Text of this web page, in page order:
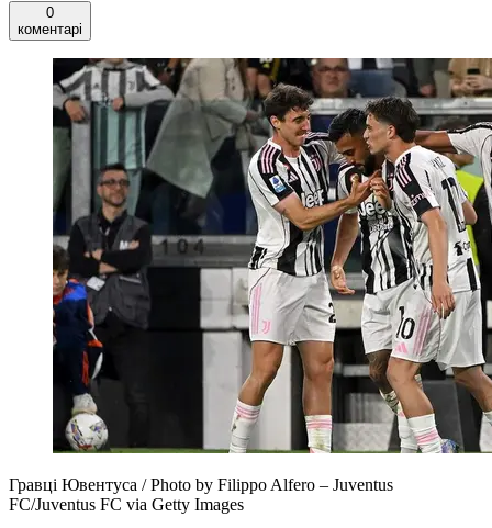
0
коментарі
Гравці Ювентуса / Photo by Filippo Alfero – Juventus
FC/Juventus FC via Getty Images